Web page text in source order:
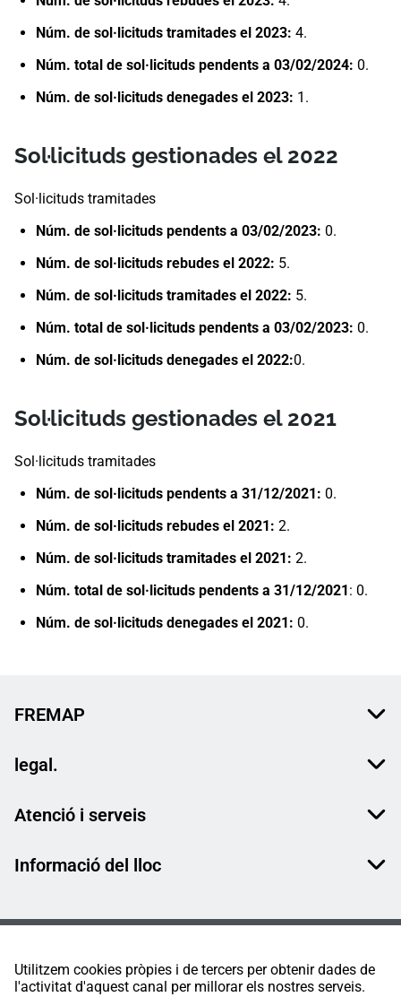
Utilitzem cookies pròpies i de tercers per obtenir dades de
l'activitat d'aquest canal per millorar els nostres serveis.
Núm. de sol·licituds tramitades el 2023: 4.
Núm. total de sol·licituds pendents a 03/02/2024: 0.
Núm. de sol·licituds denegades el 2023: 1.
Sol·licituds gestionades el 2022
Sol·licituds tramitades
Núm. de sol·licituds pendents a 03/02/2023: ​0.
Núm. de sol·licituds rebudes el 2022: 5.
Núm. de sol·licituds tramitades el 2022: 5.
Núm. total de sol·licituds pendents a 03/02/2023: 0.
Núm. de sol·licituds denegades el 2022:0.​
Sol·licituds gestionades el 2021
Sol·licituds tramitades
​Núm. de sol·licituds pendents a 31/12/2021: ​ 0.
Núm. de sol·licituds rebudes el 2021: 2.
Núm. de sol·licituds tramitades el 2021: 2.
Núm. total de sol·licituds pendents a 31/12/2021 : 0.
Núm. de sol·licituds denegades el 2021: ​ 0.
FREMAP
legal.
Atenció i serveis
Informació del lloc